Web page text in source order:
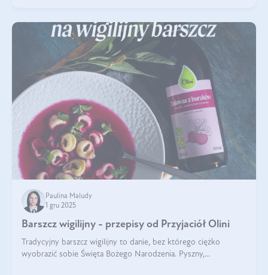
Paulina Maludy
1 gru 2025
Barszcz wigilijny - przepisy od Przyjaciół Olini
Tradycyjny barszcz wigilijny to danie, bez którego ciężko
wyobrazić sobie Święta Bożego Narodzenia. Pyszny,